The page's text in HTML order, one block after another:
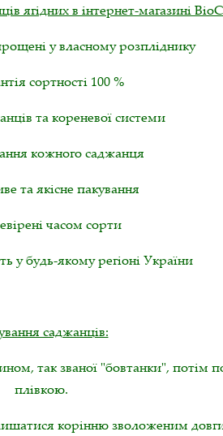
ягідних в інтернет-магазині
у власному розпліднику
сортності 100 %
та кореневої системи
кожного саджанця
та якісне пакування
часом сорти
у будь-якому регіоні України
саджанців:
так званої "бовтанки", потім
плівкою.
корінню зволоженим